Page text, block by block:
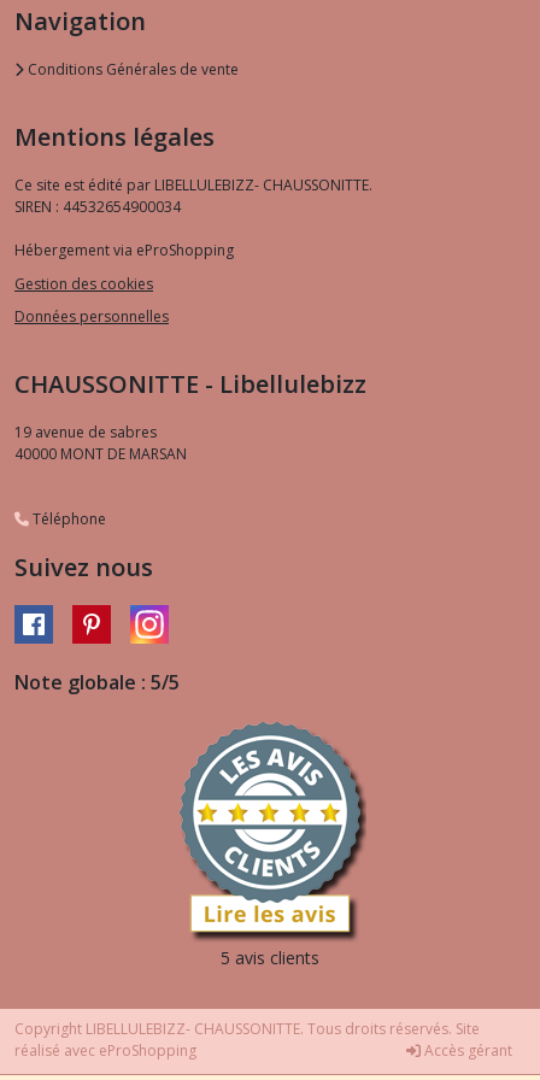
Navigation
Conditions Générales de vente
Mentions légales
Ce site est édité par LIBELLULEBIZZ- CHAUSSONITTE.
SIREN : 44532654900034
Hébergement via eProShopping
Gestion des cookies
Données personnelles
CHAUSSONITTE - Libellulebizz
19 avenue de sabres
40000 MONT DE MARSAN
Téléphone
Suivez nous
Note globale : 5/5
5 avis clients
Copyright LIBELLULEBIZZ- CHAUSSONITTE. Tous droits réservés. Site
réalisé avec eProShopping Accès gérant